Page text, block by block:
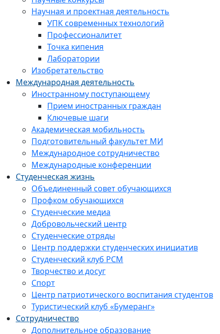
Научная и проектная деятельность
УПК современных технологий
Профессионалитет
Точка кипения
Лаборатории
Изобретательство
Международная деятельность
Иностранному поступающему
Прием иностранных граждан
Ключевые шаги
Академическая мобильность
Подготовительный факультет МИ
Международное сотрудничество
Международные конференции
Студенческая жизнь
Объединенный совет обучающихся
Профком обучающихся
Студенческие медиа
Добровольческий центр
Студенческие отряды
Центр поддержки студенческих инициатив
Студенческий клуб РСМ
Творчество и досуг
Спорт
Центр патриотического воспитания студентов
Туристический клуб «Бумеранг»
Сотрудничество
Дополнительное образование